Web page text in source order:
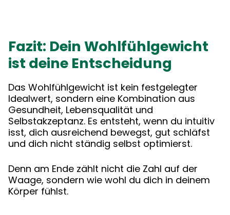
Fazit: Dein Wohlfühlgewicht
ist deine Entscheidung
Das Wohlfühlgewicht ist kein festgelegter
Idealwert, sondern eine Kombination aus
Gesundheit, Lebensqualität und
Selbstakzeptanz. Es entsteht, wenn du intuitiv
isst, dich ausreichend bewegst, gut schläfst
und dich nicht ständig selbst optimierst.
Denn am Ende zählt nicht die Zahl auf der
Waage, sondern wie wohl du dich in deinem
Körper fühlst.